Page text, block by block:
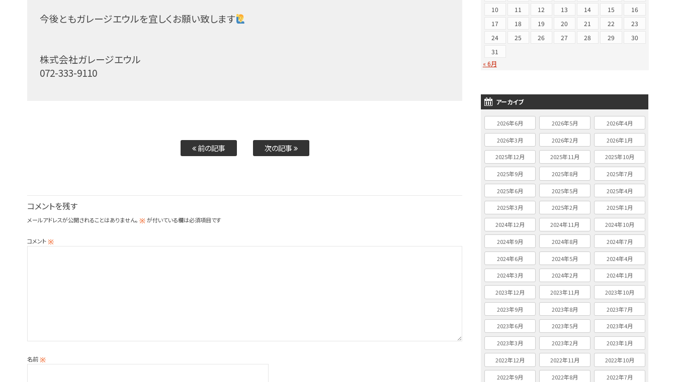
今後ともガレージエウルを宜しくお願い致します
株式会社ガレージエウル
072-333-9110
前の記事 次の記事
コメントを残す
メールアドレスが公開されることはありません。 ※が付いている欄は必須項目です
コメント※
名前※
10
11 12 13 14 15
16
17
18 19 20 21 22
23
24
25 26 27 28 29
30
31
« 6月
アーカイブ
2026年6月 2026年5月 2026年4月
2026年3月 2026年2月 2026年1月
2025年12月 2025年11月 2025年10月
2025年9月 2025年8月 2025年7月
2025年6月 2025年5月 2025年4月
2025年3月 2025年2月 2025年1月
2024年12月 2024年11月 2024年10月
2024年9月 2024年8月 2024年7月
2024年6月 2024年5月 2024年4月
2024年3月 2024年2月 2024年1月
2023年12月 2023年11月 2023年10月
2023年9月 2023年8月 2023年7月
2023年6月 2023年5月 2023年4月
2023年3月 2023年2月 2023年1月
2022年12月 2022年11月 2022年10月
2022年9月 2022年8月 2022年7月